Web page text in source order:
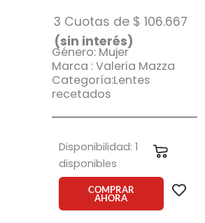
3 Cuotas de $ 106.667
(sin interés)
Género: Mujer
Marca : Valeria Mazza
Categoría:Lentes
recetados
Disponibilidad: 1
disponibles
Armazón
Valeria
Mazza
cantidad
COMPRAR
AHORA